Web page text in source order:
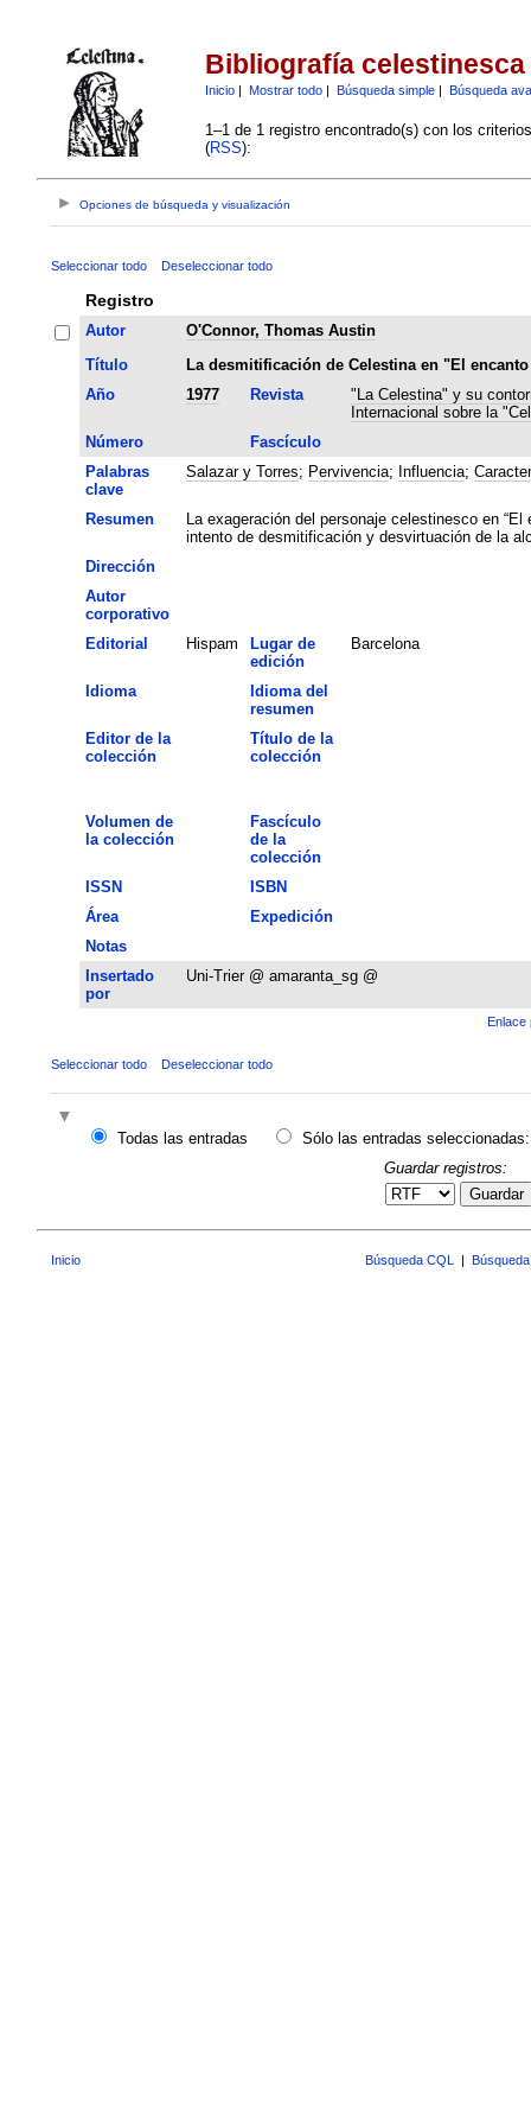
Bibliografía celestinesca
Inicio| Mostrar todo| Búsqueda simple| Búsqueda
1–1 de 1 registro encontrado(s) con los
(RSS):
Opciones de búsqueda y visualización
Seleccionar todo Deseleccionar todo
Registro
Autor
O'Connor, Thomas Austin
Título
La desmitificación de Celestina en "El
Año
1977 Revista
"La Celestina" y su
Internacional sobre la
Número
Fascículo
Palabras
clave
Salazar y Torres; Pervivencia; Influencia;
Resumen
La exageración del personaje celestinesco en
intento de desmitificación y desvirtuación de la
Dirección
Autor
corporativo
Editorial
Hispam
Lugar de
edición
Barcelona
Idioma
Idioma del
resumen
Editor de la
colección
Título de la
colección
Volumen de
la colección
Fascículo
de la
colección
ISSN
ISBN
Área
Expedición
Notas
Insertado
por
Uni-Trier @ amaranta_sg @
Enlace
Seleccionar todo Deseleccionar todo
Todas las entradas
Sólo las entradas seleccionadas:
Guardar registros:
Guardar
Inicio Búsqueda CQL